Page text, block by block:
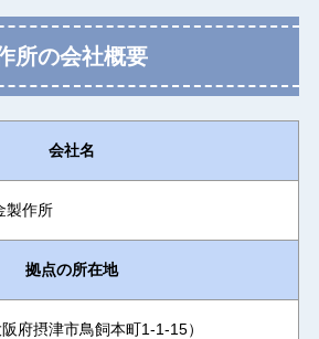
所の会社概要
会社名
製作所
拠点の所在地
府摂津市鳥飼本町1-1-15）